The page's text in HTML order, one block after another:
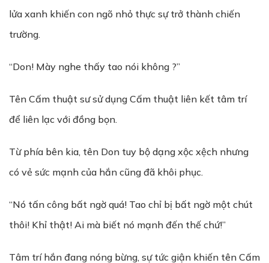
lửa xanh khiến con ngõ nhỏ thực sự trở thành chiến
trường.
“Don! Mày nghe thấy tao nói không ?”
Tên Cấm thuật sư sử dụng Cấm thuật liên kết tâm trí
để liên lạc với đồng bọn.
Từ phía bên kia, tên Don tuy bộ dạng xộc xệch nhưng
có vẻ sức mạnh của hắn cũng đã khôi phục.
“Nó tấn công bất ngờ quá! Tao chỉ bị bất ngờ một chút
thôi! Khỉ thật! Ai mà biết nó mạnh đến thế chứ!”
Tâm trí hắn đang nóng bừng, sự tức giận khiến tên Cấm